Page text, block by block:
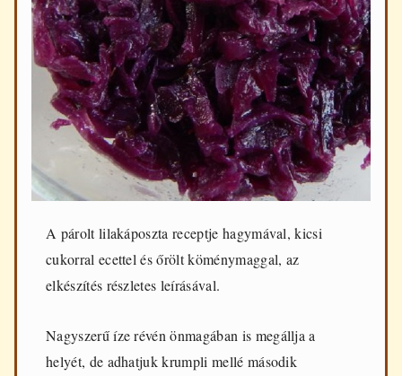
A párolt lilakáposzta receptje hagymával, kicsi
cukorral ecettel és őrölt köménymaggal, az
elkészítés részletes leírásával.
Nagyszerű íze révén önmagában is megállja a
helyét, de adhatjuk krumpli mellé második